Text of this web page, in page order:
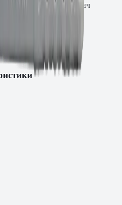
25, полнотелый кирпич
и стальной гвоздь